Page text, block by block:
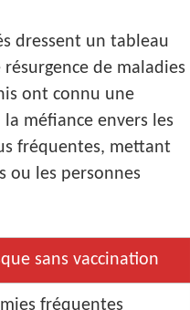
dressent un tableau
de maladies
ont connu une
méfiance envers les
fréquentes, mettant
ou les personnes
sans vaccination
fréquentes